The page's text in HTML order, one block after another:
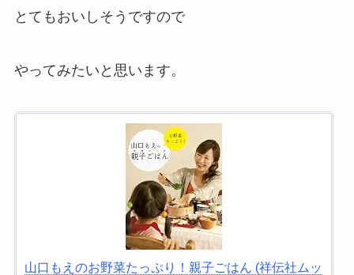
とてもおいしそうですので
やってみたいと思います。
山口もえのお野菜たっぷり！親子ごはん (祥伝社ムッ